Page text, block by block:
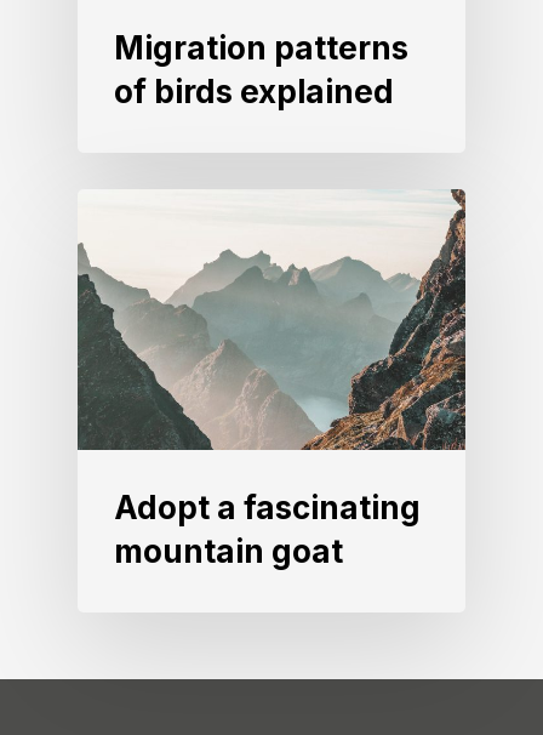
Migration patterns
of birds explained
Adopt a fascinating
mountain goat